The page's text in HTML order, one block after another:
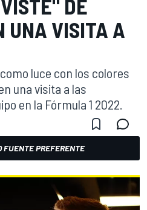
DE
UNA VISITA A
luce con los colores
una visita a las
en la Fórmula 1 2022.
FUENTE PREFERENTE